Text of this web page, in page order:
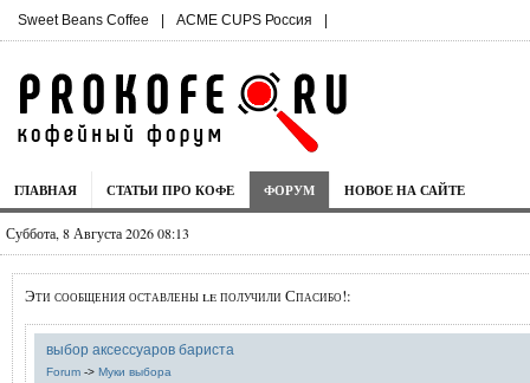
Sweet Beans Coffee | ACME CUPS Россия |
ГЛАВНАЯ СТАТЬИ ПРО КОФЕ ФОРУМ НОВОЕ НА САЙТЕ
Суббота, 8 Августа 2026 08:13
Эти сообщения оставлены le получили Спасибо!:
выбор аксессуаров бариста
Forum -> Муки выбора